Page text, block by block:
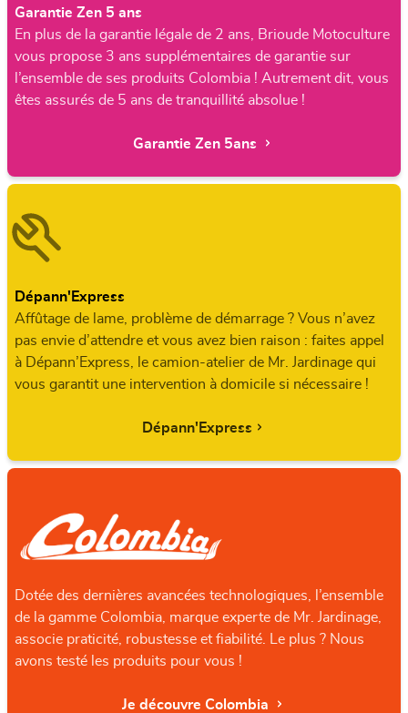
Garantie Zen 5 ans
En plus de la garantie légale de 2 ans, Brioude Motoculture
vous propose 3 ans supplémentaires de garantie sur
l’ensemble de ses produits Colombia ! Autrement dit, vous
êtes assurés de 5 ans de tranquillité absolue !
Garantie Zen 5ans
Dépann'Express
Affûtage de lame, problème de démarrage ? Vous n’avez
pas envie d’attendre et vous avez bien raison : faites appel
à Dépann’Express, le camion-atelier de Mr. Jardinage qui
vous garantit une intervention à domicile si nécessaire !
Dépann'Express
Dotée des dernières avancées technologiques, l’ensemble
de la gamme Colombia, marque experte de Mr. Jardinage,
associe praticité, robustesse et fiabilité. Le plus ? Nous
avons testé les produits pour vous !
Je découvre Colombia